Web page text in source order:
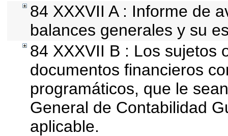
84 XXXVII A : Informe de
balances generales y su
84 XXXVII B : Los sujetos
documentos financieros
programáticos, que le
General de Contabilidad
aplicable.